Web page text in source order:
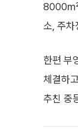
8000㎡
소, 주차
한편 부
체결하
추친 중